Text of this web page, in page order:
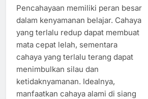
Pencahayaan memiliki peran besar
dalam kenyamanan belajar. Cahaya
yang terlalu redup dapat membuat
mata cepat lelah, sementara
cahaya yang terlalu terang dapat
menimbulkan silau dan
ketidaknyamanan. Idealnya,
manfaatkan cahaya alami di siang